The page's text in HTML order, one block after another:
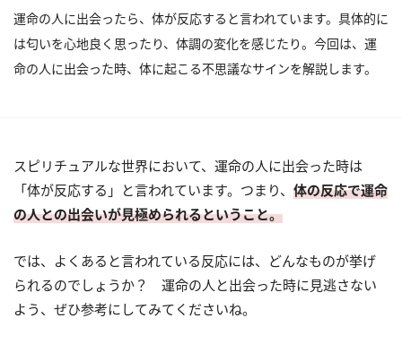
運命の人に出会ったら、体が反応すると言われています。具体的に
は匂いを心地良く思ったり、体調の変化を感じたり。今回は、運
命の人に出会った時、体に起こる不思議なサインを解説します。
スピリチュアルな世界において、運命の人に出会った時は
「体が反応する」と言われています。つまり、 体の反応で運命
の人との出会いが見極められるということ。
では、よくあると言われている反応には、どんなものが挙げ
られるのでしょうか？ 運命の人と出会った時に見逃さない
よう、ぜひ参考にしてみてくださいね。